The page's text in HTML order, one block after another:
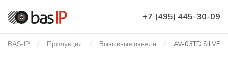
+7 (495) 445-30-09
BAS-IP Продукция Вызывные панели AV-03TD SILVER